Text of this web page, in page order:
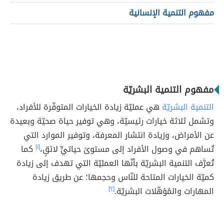
مفهوم التنمية الإنسانية
مفهوم التنمية البشريّة
التنمية البشريّة هي عمليّة زيادة الخيارات المتوفّرة للأفراد،
وتشمل ثلاثة خيارات رئيسيّة، وهي توفير حياة صحيّة وبعيدة
عن الأمراض، وزيادة انتشار المعرفة، وتوفير الموارد التي
تُساهم في وصول الأفراد إلى مستوىً حياتيٍّ لائقٍ،[١] كما
تُعرَّف التنمية البشريّة بأنّها العمليّة التي تهدف إلى زيادة
كميّة الخيارات المتاحة للنّاس وحجمها؛ عن طريق زيادة
المهارات والمُؤهّلات البشريّة.[٢]